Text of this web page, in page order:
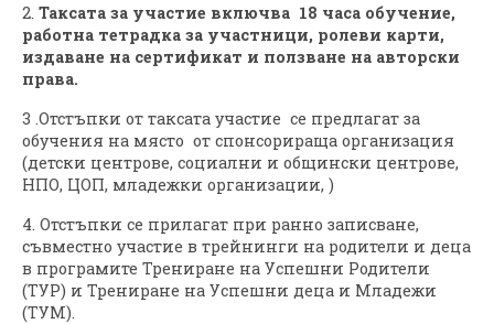
2. Таксата за участие включва 18 часа обучение,
работна тетрадка за участници, ролеви карти,
издаване на сертификат и ползване на авторски
права.
3 .Отстъпки от таксата участие се предлагат за
обучения на място от спонсорираща организация
(детски центрове, социални и общински центрове,
НПО, ЦОП, младежки организации, )
4. Отстъпки се прилагат при ранно записване,
съвместно участие в трейнинги на родители и деца
в програмите Трениране на Успешни Родители
(ТУР) и Трениране на Успешни деца и Младежи
(ТУМ).